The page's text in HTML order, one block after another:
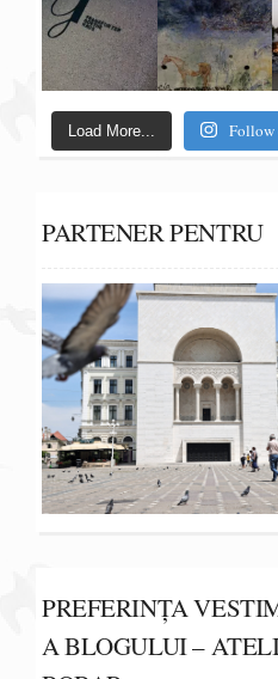
Load More... Follow
PARTENER PENTRU
PREFERINȚA
A BLOGULUI –